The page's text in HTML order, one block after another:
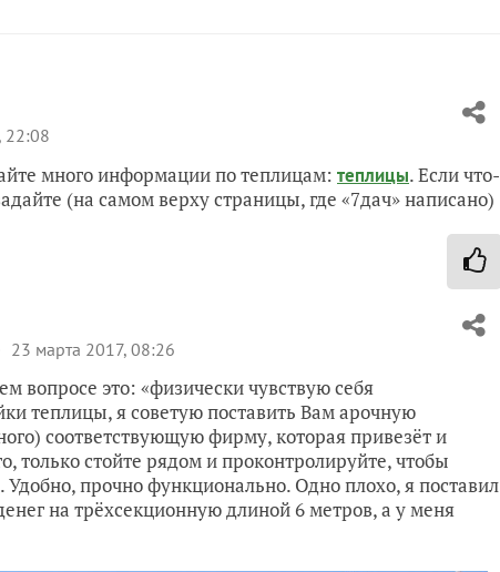
22:08
много информации по теплицам: теплицы. Если что-
(на самом верху страницы, где «7дач» написано)
23 марта 2017, 08:26
вопросе это: «физически чувствую себя
теплицы, я советую поставить Вам арочную
соответствующую фирму, которая привезёт и
только стойте рядом и проконтролируйте, чтобы
прочно функционально. Одно плохо, я поставил
на трёхсекционную длиной 6 метров, а у меня